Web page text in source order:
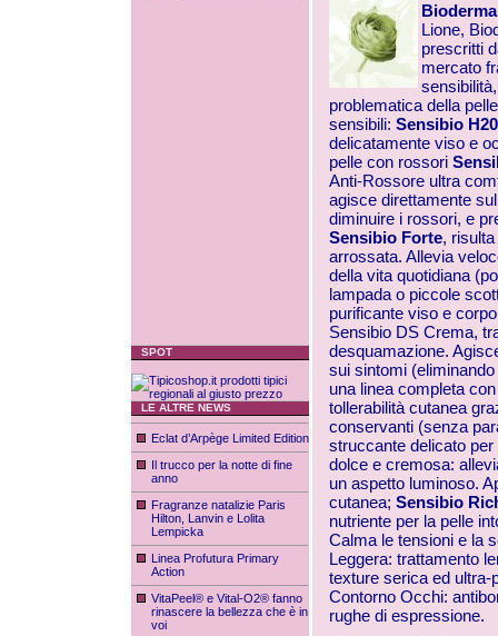
SPOT
LE ALTRE NEWS
Eclat d’Arpège Limited Edition
Il trucco per la notte di fine
anno
Fragranze natalizie Paris
Hilton, Lanvin e Lolita
Lempicka
Linea Profutura Primary
Action
VitaPeel® e Vital-O2® fanno
rinascere la bellezza che è in
voi
Bioderma
Lione,
prescritti
mercato
problematica della
sensibili: Sensibio H20
delicatamente viso e
pelle con rossori
Anti-Rossore ultra
agisce direttamente
diminuire i rossori, e
Sensibio Forte,
arrossata. Allevia
della vita quotidiana
lampada o piccole
purificante viso e
Sensibio DS Crema,
desquamazione.
sui sintomi
una linea completa
tollerabilità cutanea
conservanti (senza
struccante delicato
dolce e cremosa:
un aspetto luminoso.
cutanea; Sensibio
nutriente per la pelle
Calma le tensioni e la
Leggera: trattamento
texture serica ed
Contorno Occhi:
rughe di espressione.